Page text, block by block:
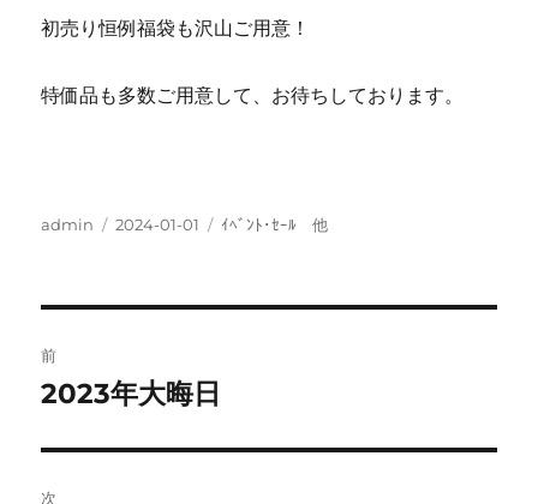
初売り恒例福袋も沢山ご用意！
特価品も多数ご用意して、お待ちしております。
投
admin
投
2024-01-01
カ
ｲﾍﾞﾝﾄ･ｾｰﾙ 他
稿
ビ
前
前
投
稿:
2023年大晦日
次